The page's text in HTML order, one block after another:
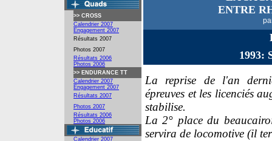
>> CROSS
Calendrier 2007
Engagement 2007
Résultats 2007
Photos 2007
Résultats 2006
Photos 2006
>> ENDURANCE TT
Calendrier 2007
Engagement 2007
Résultats 2007
Photos 2007
Résultats 2006
Photos 2006
Calendrier 2007
ENTRE
1993:
La reprise de l'an
épreuves et les licenciés
stabilise.
La 2° place du
servira de locomotive (il